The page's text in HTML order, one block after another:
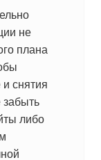
не
плана
снятия
забыть
либо